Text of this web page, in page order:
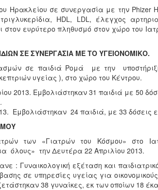
Ηρακλείου σε συνεργασία με την Phizer
HDL, LDL, έλεγχος
ευρύτερο πληθυσμό στον χώρο του
ΣΕ ΣΥΝΕΡΓΑΣΙΑ ΜΕ ΤΟ ΥΓΕΙΟΝΟΜΙΚΟ.
σε παιδιά Ρομά με την
υγείας ), στο χώρο του Κέντρου.
2013. Εμβολιάστηκαν 31 παιδιά με 50
Εμβολιάστηκαν 24 παιδιά, με 33 δόσεις
των «Γιατρών του Κόσμου» στο
όλους» την Δευτέρα 22 Απριλίου 2013.
: Γυναικολογική εξέταση και
σε υπηρεσίες υγείας για
38 γυναίκες, εκ των οποίων 18